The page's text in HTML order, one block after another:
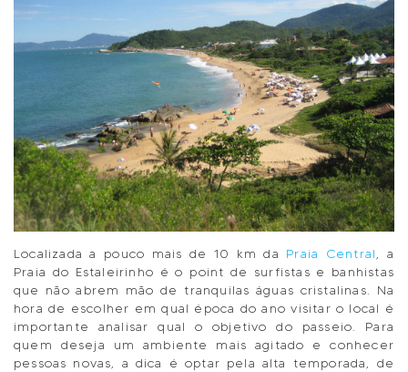
Localizada a pouco mais de 10 km da Praia Central, a
Praia do Estaleirinho é o point de surfistas e banhistas
que não abrem mão de tranquilas águas cristalinas. Na
hora de escolher em qual época do ano visitar o local é
importante analisar qual o objetivo do passeio. Para
quem deseja um ambiente mais agitado e conhecer
pessoas novas, a dica é optar pela alta temporada, de